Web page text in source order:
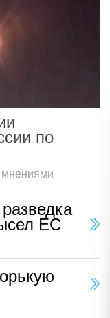
по
мнениями
ЕС